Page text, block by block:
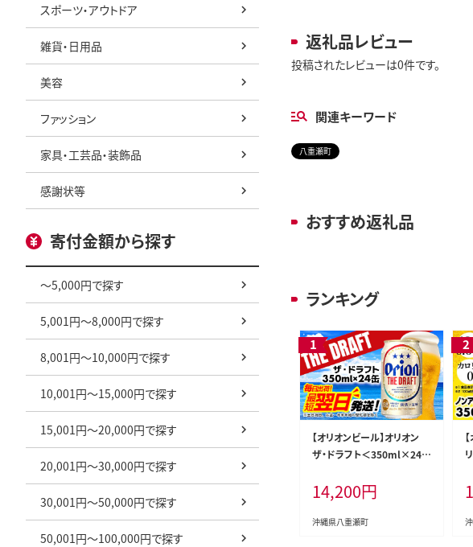
スポーツ・アウトドア
雑貨・日用品
美容
ファッション
家具・工芸品・装飾品
感謝状等
寄付金額から探す
～5,000円で探す
5,001円～8,000円で探す
8,001円～10,000円で探す
10,001円～15,000円で探す
15,001円～20,000円で探す
20,001円～30,000円で探す
30,001円～50,000円で探す
50,001円～100,000円で探す
返礼品レビュー
投稿されたレビューは0件です。
関連キーワード
八重瀬町
おすすめ返礼品
ランキング
【オリオンビール】オリオン
ザ・ドラフト＜350ml×24缶
ケース 350ml 24本 すっきり
飲みやすい こだわり 改良 リ
ニューアル おすすめ 沖縄県
14,200円
沖縄県八重瀬町